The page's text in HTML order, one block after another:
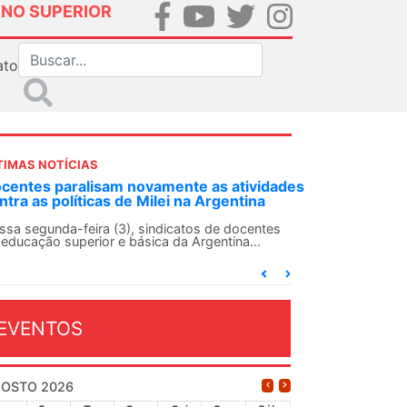
SUPERIOR
NOTÍCIAS
ANDES-SN convoca docentes para Dia de
Solidariedade Internacionalista com Cuba em
O ANDES-SN conclama suas seções sindicais e o
2026